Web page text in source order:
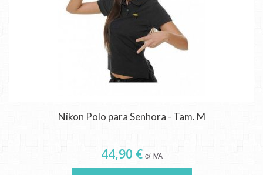
Nikon Polo para Senhora - Tam. M
44,90 € c/ IVA